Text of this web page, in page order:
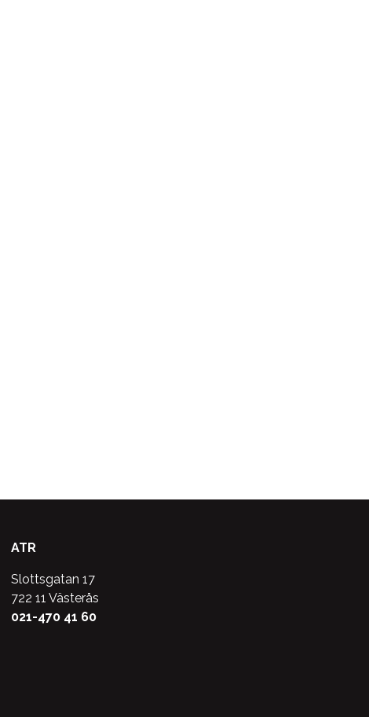
ATR
Slottsgatan 17
722 11 Västerås
021-470 41 60